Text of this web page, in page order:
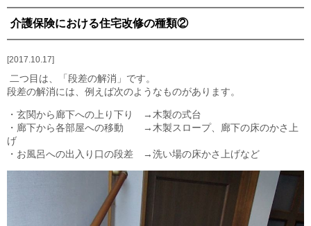
施工内容
工事の流れ
ブログ
お知らせ
2017.10.17
介護保険における住宅改修の種類②
二つ目は、「段差の解消」です。
段差の解消には、例えば次のようなものがあります。
・玄関から廊下への上り下り →木製の式台
・廊下から各部屋への移動 →木製スロープ、廊下の床のかさ上
げ
・お風呂への出入り口の段差 →洗い場の床かさ上げなど